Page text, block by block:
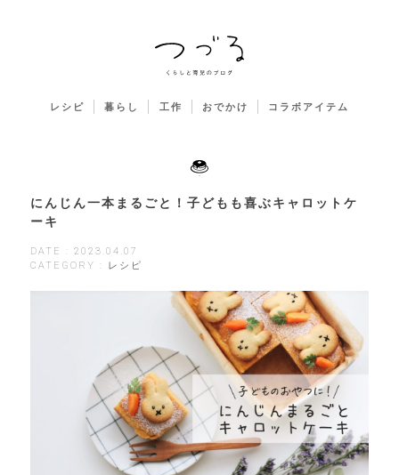
レシピ 暮らし 工作 おでかけ コラボアイテム
にんじん一本まるごと！子どもも喜ぶキャロットケ
ーキ
DATE : 2023.04.07
CATEGORY : レシピ